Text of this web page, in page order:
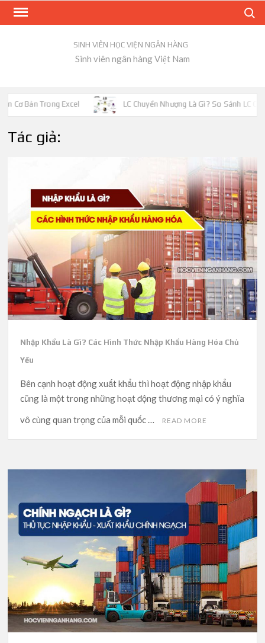
Skip
SINH VIÊN HỌC VIỆN NGÂN HÀNG
Sinh viên ngân hàng Việt Nam
LC Chuyển Nhượng Là Gì? So Sánh LC Chuyển Nhượng Và LC Giáp
Tác giả:
Nhập Khẩu Là Gì? Các Hình Thức Nhập Khẩu Hàng Hóa Chủ
Yếu
Bên cạnh hoạt động xuất khẩu thì hoạt động nhập khẩu
cũng là một trong những hoạt động thương mại có ý nghĩa
vô cùng quan trọng của mỗi quốc …
READ MORE